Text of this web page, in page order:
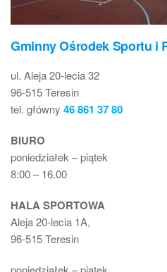
Gminny Ośrodek Sportu i
ul. Aleja 20-lecia 32
96-515 Teresin
tel. główny 46 861 37 80
BIURO
poniedziałek – piątek
8:00 – 16.00
HALA SPORTOWA
Aleja 20-lecia 1A,
96-515 Teresin